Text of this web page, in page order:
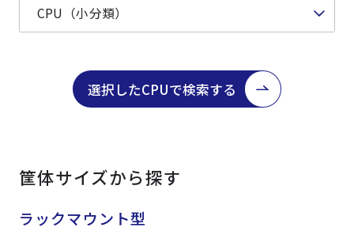
選択したCPUで検索する
筐体サイズから探す
ラックマウント型